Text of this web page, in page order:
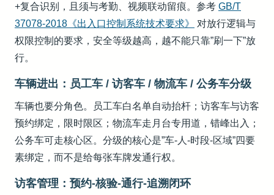
+复合识别，且须与考勤、视频联动留痕。参考 GB/T
37078-2018《出入口控制系统技术要求》
对放行逻辑与
权限控制的要求，安全等级越高，越不能只靠”刷一下”放
行。
车辆进出：员工车 / 访客车 / 物流车 / 公务车分级
车辆也要分角色。员工车白名单自动抬杆；访客车与访客
预约绑定，限时限区；物流车走月台专用道，错峰出入；
公务车可走核心区。分级的核心是”车-人-时段-区域”四要
素绑定，而不是给每张车牌发通行权。
访客管理：预约-核验-通行-追溯闭环